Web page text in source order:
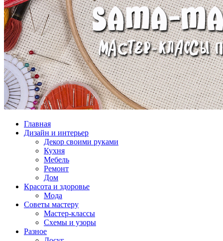
Главная
Дизайн и интерьер
Декор своими руками
Кухня
Мебель
Ремонт
Дом
Красота и здоровье
Мода
Советы мастеру
Мастер-классы
Схемы и узоры
Разное